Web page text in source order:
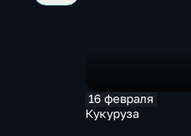
16 февраля
Кукуруза